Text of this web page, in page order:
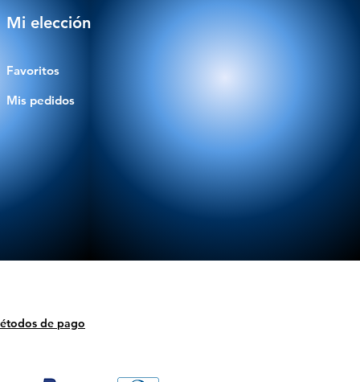
Mi elección
Favoritos
Mis pedidos
de pago